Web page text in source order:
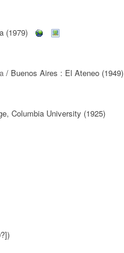
(1979)
/ Buenos Aires : El Ateneo (1949)
Columbia University (1925)